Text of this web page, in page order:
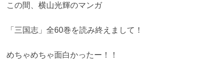
この間、横山光輝のマンガ
「三国志」全60巻を読み終えまして！
めちゃめちゃ面白かったー！！